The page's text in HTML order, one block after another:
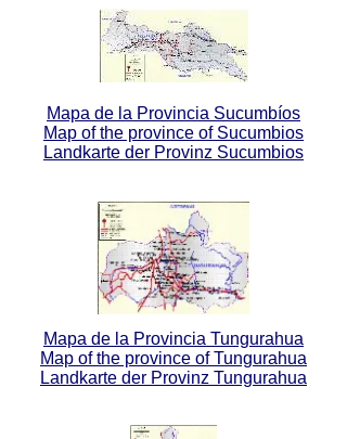
Mapa de la Provincia Sucumbíos
Map of the province of Sucumbios
Landkarte der Provinz Sucumbios
Mapa de la Provincia Tungurahua
Map of the province of Tungurahua
Landkarte der Provinz Tungurahua